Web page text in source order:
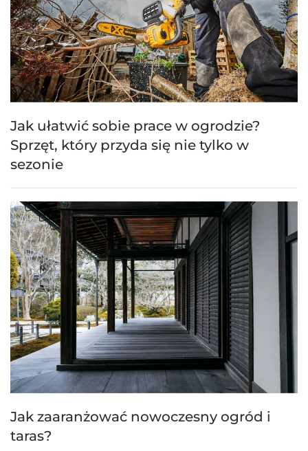
Jak ułatwić sobie prace w ogrodzie?
Sprzęt, który przyda się nie tylko w
sezonie
Jak zaaranżować nowoczesny ogród i
taras?